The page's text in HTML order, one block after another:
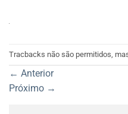
Tracbacks não são permitidos,
← Anterior
Próximo →